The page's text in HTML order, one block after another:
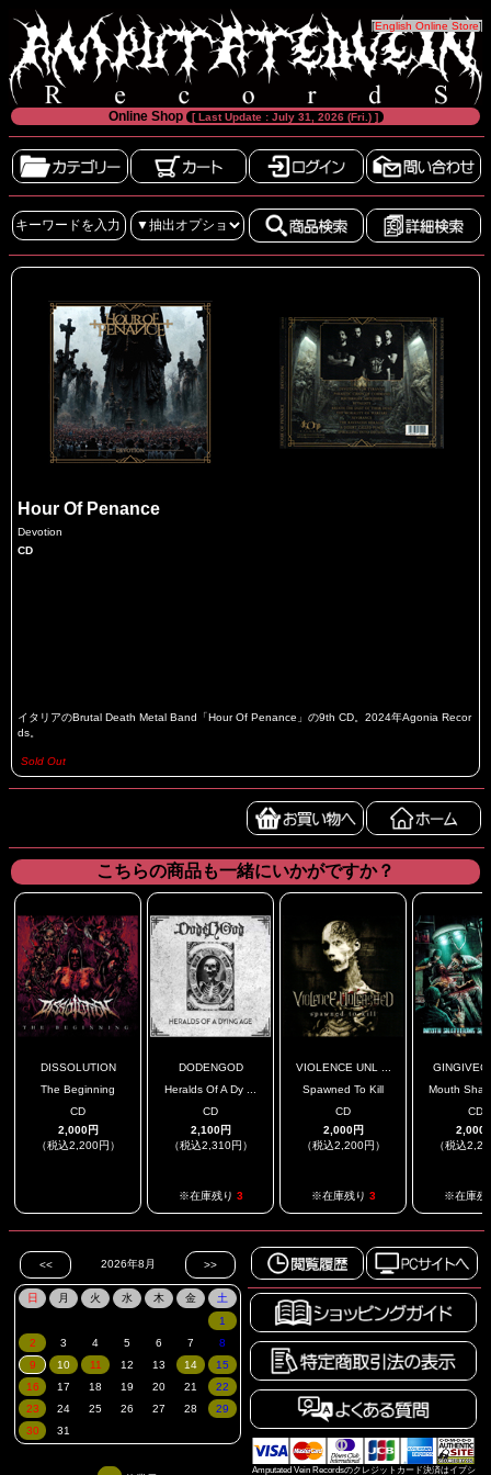
[English Online Store]
Online Shop [ Last Update : July 31, 2026 (Fri.) ]
Hour Of Penance
Devotion
CD
イタリアのBrutal Death Metal Band「Hour Of Penance」の9th CD。2024年Agonia Recor
ds。
Sold Out
こちらの商品も一緒にいかがですか？
DISSOLUTION
The Beginning
CD
2,000円
（税込2,200円）
DODENGOD
Heralds Of A Dy ...
CD
2,100円
（税込2,310円）
※在庫残り 3
VIOLENCE UNL ...
Spawned To Kill
CD
2,000円
（税込2,200円）
※在庫残り 3
Mouth
CD
2,000
（税込
※在庫残
Amputated Vein Recordsのクレジットカード決済はイプシ